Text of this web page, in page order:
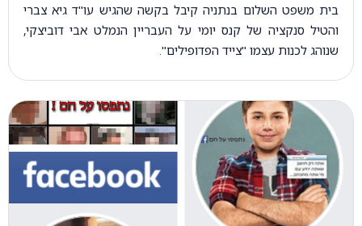
בית משפט השלום בנתניה קיבל בקשה שהגיש עו"ד גיא צברי
והטיל סנקציה של קנס יומי על העבריין הנמלט אבי דוביצקי,
שנוהג לכנות עצמו "צייד הפדופילים".